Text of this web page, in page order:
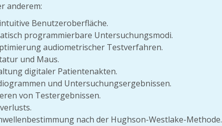
anderem:
Benutzeroberfläche.
programmierbare Untersuchungsmodi.
audiometrischer Testverfahren.
und Maus.
digitaler Patientenakten.
und Untersuchungsergebnissen.
von Testergebnissen.
nach der Hughson-Westlake-Methode.